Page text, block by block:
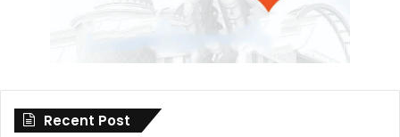
Recent Post